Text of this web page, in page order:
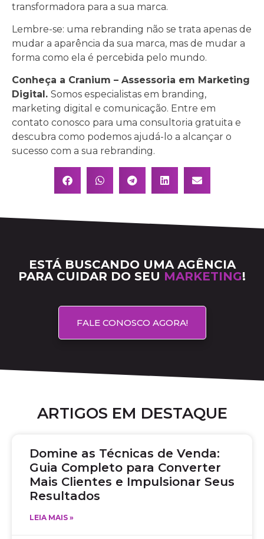
transformadora para a sua marca.
Lembre-se: uma rebranding não se trata apenas de
mudar a aparência da sua marca, mas de mudar a
forma como ela é percebida pelo mundo.
Conheça a Cranium – Assessoria em Marketing
Digital. Somos especialistas em branding,
marketing digital e comunicação. Entre em
contato conosco para uma consultoria gratuita e
descubra como podemos ajudá-lo a alcançar o
sucesso com a sua rebranding.
ESTÁ BUSCANDO UMA AGÊNCIA
PARA CUIDAR DO SEU MARKETING!
FALE CONOSCO AGORA!
ARTIGOS EM DESTAQUE
Domine as Técnicas de Venda:
Guia Completo para Converter
Mais Clientes e Impulsionar Seus
Resultados
LEIA MAIS »